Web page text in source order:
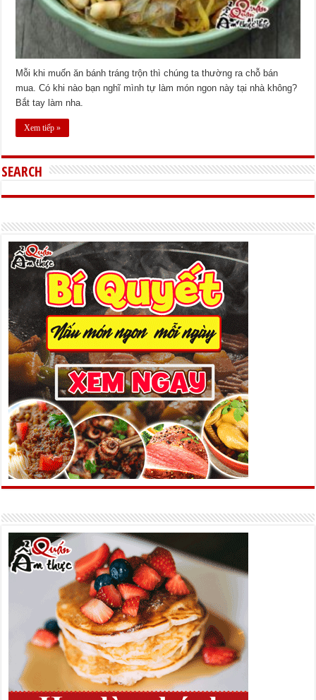
Mỗi khi muốn ăn bánh tráng trộn thì chúng ta thường ra chỗ bán
mua. Có khi nào bạn nghĩ mình tự làm món ngon này tại nhà không?
Bắt tay làm nha.
Xem tiếp »
SEARCH